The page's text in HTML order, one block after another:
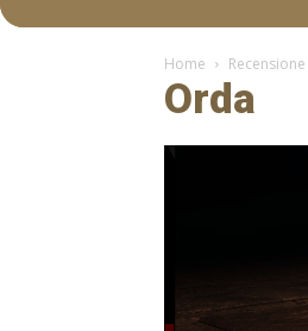
Home
Orda